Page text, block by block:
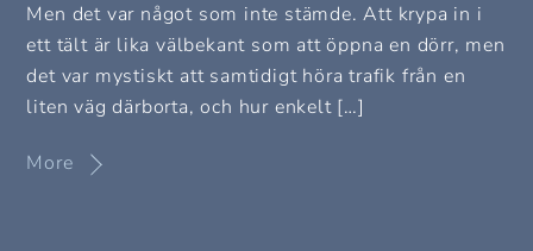
Men det var något som inte stämde. Att krypa in i
ett tält är lika välbekant som att öppna en dörr, men
det var mystiskt att samtidigt höra trafik från en
liten väg därborta, och hur enkelt […]
More